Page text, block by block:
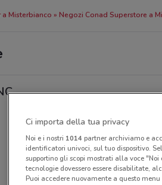
a Misterbianco Negozi Conad Superstore a
Ci importa della tua privacy
Noi e i nostri 1014partner archiviamo e
identificatori univoci, sul tuo dispositivo.
supportino gli scopi mostrati alla voce
tecnologie dovessero essere disabilitate,
Puoi accedere nuovamente a questo